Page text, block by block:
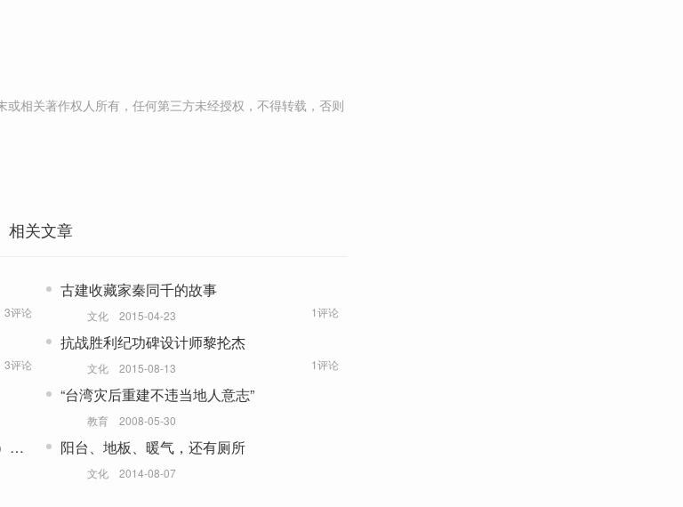
相关著作权人所有，任何第三方未经授权，不得转载，否则
相关文章
3评论
古建收藏家秦同千的故事
文化 2015-04-23 1评论
3评论
抗战胜利纪功碑设计师黎抡杰
文化 2015-08-13 1评论
“台湾灾后重建不违当地人意志”
教育 2008-05-30
：
阳台、地板、暖气，还有厕所
文化 2014-08-07